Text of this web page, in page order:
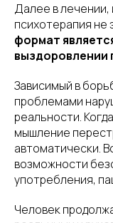
Далее в лечении,
психотерапия не
формат
выздоровлении
Зависимый в
проблемами
реальности.
мышление
автоматически.
возможности
употребления,
Человек